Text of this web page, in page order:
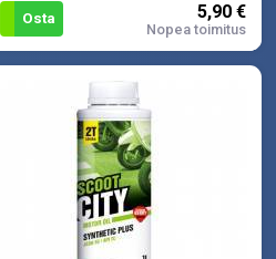
Osta 5,90 €
Nopea toimitus